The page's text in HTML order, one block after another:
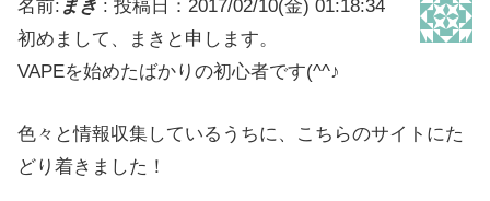
名前: まき : 投稿日：2017/02/10(金) 01:18:34
初めまして、まきと申します。
VAPEを始めたばかりの初心者です(^^♪
色々と情報収集しているうちに、こちらのサイトにた
どり着きました！